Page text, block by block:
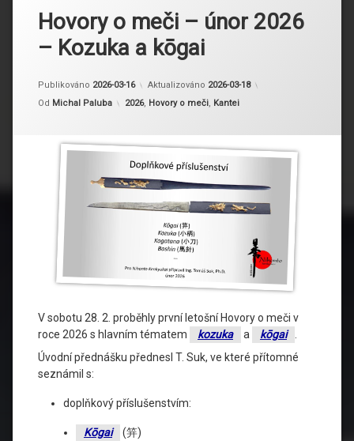
Hovory o meči – únor 2026
– Kozuka a kōgai
Publikováno 2026-03-16 Aktualizováno 2026-03-18
Od Michal Paluba Kategorie:
2026, Hovory o meči Kantei
V sobotu 28. 2. proběhly první letošní Hovory o meči v
roce 2026 s hlavním tématem
kozuka a kōgai
.
Úvodní přednášku přednesl T. Suk, ve které přítomné
seznámil s:
doplňkový příslušenstvím:
Kōgai (笄)